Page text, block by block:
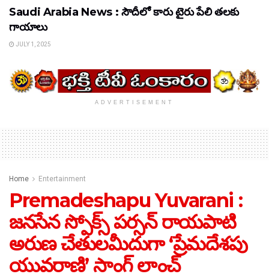
Saudi Arabia News : సౌదీలో కారు టైరు పేలి తలకు
గాయాలు
JULY 1, 2025
ADVERTISEMENT
Home Entertainment
Premadeshapu Yuvarani :
జనసేన స్పోక్స్‌ పర్సన్‌ రాయపాటి
అరుణ చేతులమీదుగా ‘ప్రేమదేశపు
యువరాణి’ సాంగ్‌ లాంచ్‌